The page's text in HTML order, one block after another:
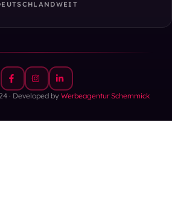
· Developed byWerbeagentur Schemmick